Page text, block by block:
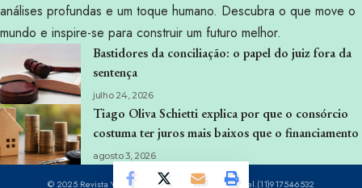
análises profundas e um toque humano. Descubra o que move o
mundo e inspire-se para construir um futuro melhor.
Bastidores da conciliação: o papel do juiz fora da
sentença
julho 24, 2026
Tiago Oliva Schietti explica por que o consórcio
costuma ter juros mais baixos que o financiamento
agosto 3, 2026
© 2025 Revista Vida - contato@revistavida.com.br- tel.(11)91754-6532